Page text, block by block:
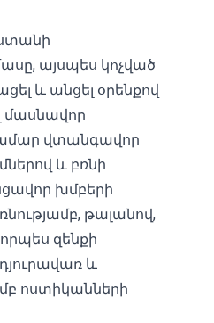
այսպես կոչված
և անցել օրենքով
մասնավոր
վտանգավոր
և բռնի
խմբերի
թալանով,
զենքի
և
ոստիկանների